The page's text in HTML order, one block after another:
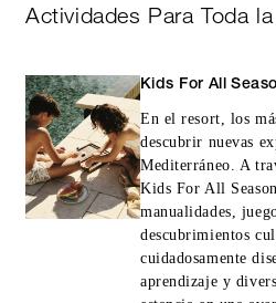
Actividades Para Toda
Kids For All
En el resort, los
descubrir nuevas
Mediterráneo. A
Kids For All
manualidades,
descubrimientos
cuidadosamente
aprendizaje y